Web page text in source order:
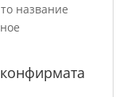
название